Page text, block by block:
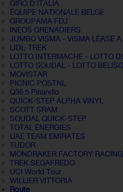
GIRO D'ITALIA
ÉQUIPE NATIONALE BELGE
GROUPAMA FDJ
INEOS GRENADIERS
JUMBO VISMA - VISMA LEASE A
LIDL-TREK
LOTTO INTERMACHE - LOTTO
LOTTO SOUDAL - LOTTO
MOVISTAR
PICNIC POSTNL
Q36.5 Pinarello
QUICK-STEP ALPHA VINYL
SCOTT SRAM
SOUDAL QUICK-STEP
TOTAL ÉNERGIES
UAE TEAM EMIRATES
TUDOR
MONDRAKER FACTORY
TREK SEGAFREDO
UCI World Tour
WILLIER VITTORIA
Route